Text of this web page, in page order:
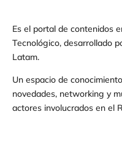
Es el portal de contenidos
Tecnológico, desarrollado
Latam.
Un espacio de
novedades, networking y
actores involucrados en el